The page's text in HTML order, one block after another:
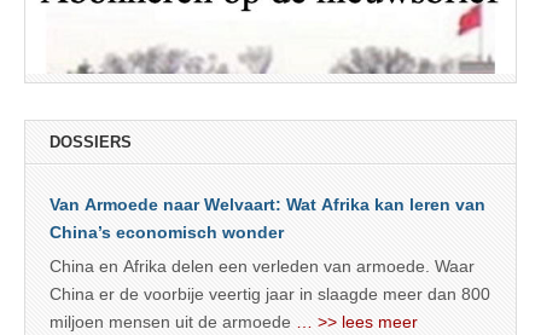
DOSSIERS
Van Armoede naar Welvaart: Wat Afrika kan leren van
China’s economisch wonder
China en Afrika delen een verleden van armoede. Waar
China er de voorbije veertig jaar in slaagde meer dan 800
miljoen mensen uit de armoede
… >> lees meer